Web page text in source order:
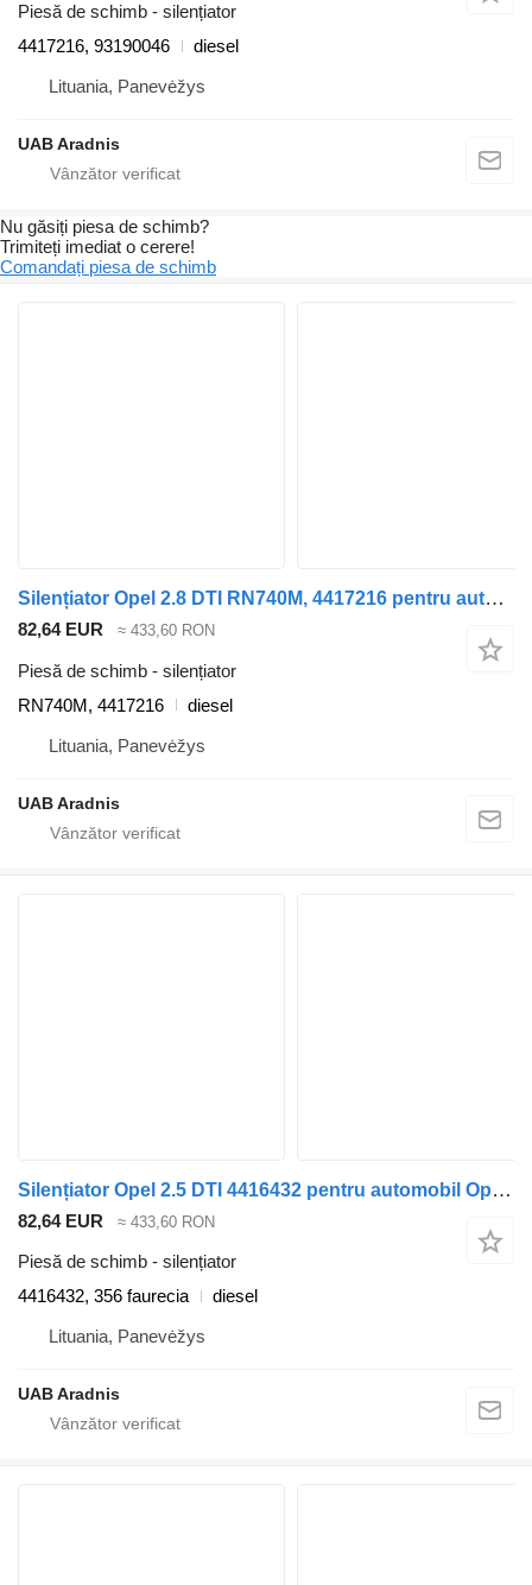
Piesă de schimb - silențiator
4417216, 93190046
diesel
Lituania, Panevėžys
UAB Aradnis
Nu găsiți piesa de schimb?
Trimiteți imediat o cerere!
Comandați piesa de schimb
Silențiator Opel 2.8 DTI RN740M, 4417216 pentru automobil Opel MOVANO Dump truck (H9)
82,64 EUR ≈ 433,60 RON
Piesă de schimb - silențiator
RN740M, 4417216
diesel
Lituania, Panevėžys
UAB Aradnis
Silențiator Opel 2.5 DTI 4416432 pentru automobil Opel MOVANO Dump truck (H9)
82,64 EUR ≈ 433,60 RON
Piesă de schimb - silențiator
4416432, 356 faurecia
diesel
Lituania, Panevėžys
UAB Aradnis